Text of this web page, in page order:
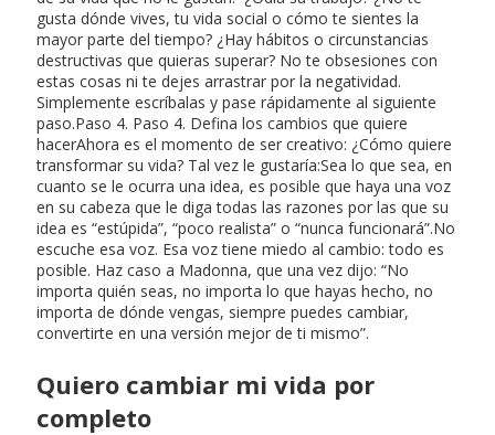
gusta dónde vives, tu vida social o cómo te sientes la
mayor parte del tiempo? ¿Hay hábitos o circunstancias
destructivas que quieras superar? No te obsesiones con
estas cosas ni te dejes arrastrar por la negatividad.
Simplemente escríbalas y pase rápidamente al siguiente
paso.Paso 4. Paso 4. Defina los cambios que quiere
hacerAhora es el momento de ser creativo: ¿Cómo quiere
transformar su vida? Tal vez le gustaría:Sea lo que sea, en
cuanto se le ocurra una idea, es posible que haya una voz
en su cabeza que le diga todas las razones por las que su
idea es “estúpida”, “poco realista” o “nunca funcionará”.No
escuche esa voz. Esa voz tiene miedo al cambio: todo es
posible. Haz caso a Madonna, que una vez dijo: “No
importa quién seas, no importa lo que hayas hecho, no
importa de dónde vengas, siempre puedes cambiar,
convertirte en una versión mejor de ti mismo”.
Quiero cambiar mi vida por
completo